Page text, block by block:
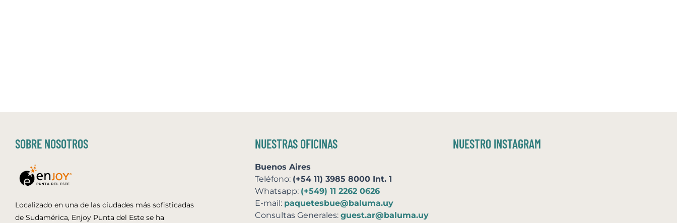
SOBRE NOSOTROS
Localizado en una de las ciudades más sofisticadas
de Sudamérica, Enjoy Punta del Este se ha
NUESTRAS OFICINAS
Buenos Aires
Teléfono: (+54 11) 3985 8000 Int. 1
Whatsapp: (+549) 11 2262 0626
E-mail: paquetesbue@baluma.uy
Consultas Generales: guest.ar@baluma.uy
NUESTRO INSTAGRAM